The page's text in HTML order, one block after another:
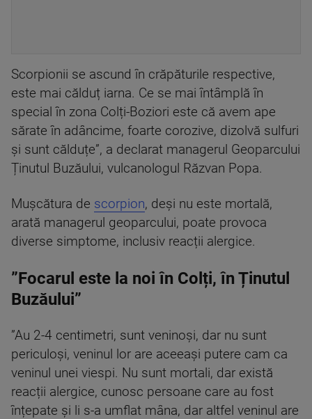
Scorpionii se ascund în crăpăturile respective,
este mai călduț iarna. Ce se mai întâmplă în
special în zona Colți-Boziori este că avem ape
sărate în adâncime, foarte corozive, dizolvă sulfuri
și sunt călduțe”, a declarat managerul Geoparcului
Ținutul Buzăului, vulcanologul Răzvan Popa.
Mușcătura de scorpion, deși nu este mortală,
arată managerul geoparcului, poate provoca
diverse simptome, inclusiv reacții alergice.
”Focarul este la noi în Colți, în Ținutul
Buzăului”
”Au 2-4 centimetri, sunt veninoși, dar nu sunt
periculoși, veninul lor are aceeași putere cam ca
veninul unei viespi. Nu sunt mortali, dar există
reacții alergice, cunosc persoane care au fost
înțepate și li s-a umflat mâna, dar altfel veninul are